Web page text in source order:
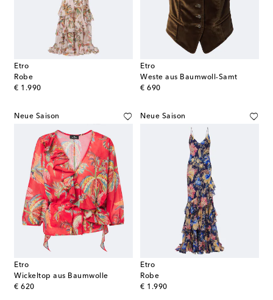
Etro
Robe
€ 1.990
original price
Etro
Weste aus Baumwoll-Samt
€ 690
original price
Neue Saison
Etro
Wickeltop aus Baumwolle
€ 620
original price
Neue Saison
Etro
Robe
€ 1.990
original price